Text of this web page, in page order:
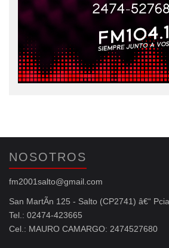
NOSOTROS
fm2001salto@gmail.com
San MartÃ­n 125 - Salto (CP2741) â€“
Tel.: 02474-423665
Cel.: MAURO CAMARGO: 2474527680